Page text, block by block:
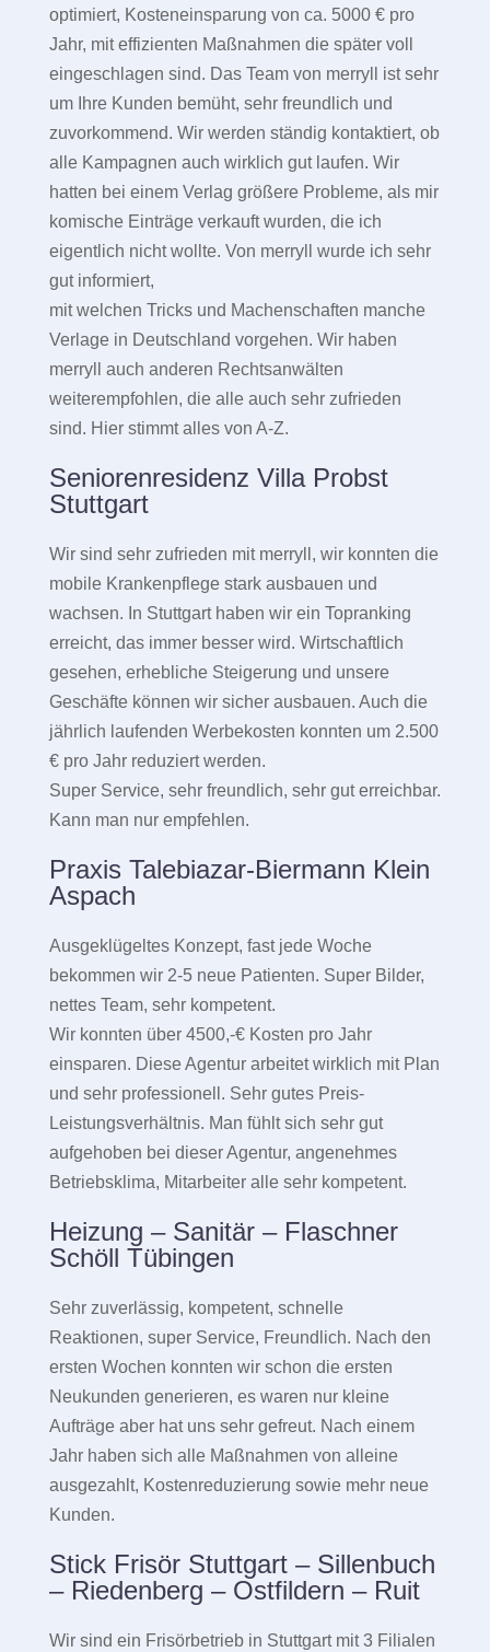
optimiert, Kosteneinsparung von ca. 5000 € pro
Jahr, mit effizienten Maßnahmen die später voll
eingeschlagen sind. Das Team von merryll ist sehr
um Ihre Kunden bemüht, sehr freundlich und
zuvorkommend. Wir werden ständig kontaktiert, ob
alle Kampagnen auch wirklich gut laufen. Wir
hatten bei einem Verlag größere Probleme, als mir
komische Einträge verkauft wurden, die ich
eigentlich nicht wollte. Von merryll wurde ich sehr
gut informiert,
mit welchen Tricks und Machenschaften manche
Verlage in Deutschland vorgehen. Wir haben
merryll auch anderen Rechtsanwälten
weiterempfohlen, die alle auch sehr zufrieden
sind. Hier stimmt alles von A-Z.
Seniorenresidenz Villa Probst
Stuttgart
Wir sind sehr zufrieden mit merryll, wir konnten die
mobile Krankenpflege stark ausbauen und
wachsen. In Stuttgart haben wir ein Topranking
erreicht, das immer besser wird. Wirtschaftlich
gesehen, erhebliche Steigerung und unsere
Geschäfte können wir sicher ausbauen. Auch die
jährlich laufenden Werbekosten konnten um 2.500
€ pro Jahr reduziert werden.
Super Service, sehr freundlich, sehr gut erreichbar.
Kann man nur empfehlen.
Praxis Talebiazar-Biermann Klein
Aspach
Ausgeklügeltes Konzept, fast jede Woche
bekommen wir 2-5 neue Patienten. Super Bilder,
nettes Team, sehr kompetent.
Wir konnten über 4500,-€ Kosten pro Jahr
einsparen. Diese Agentur arbeitet wirklich mit Plan
und sehr professionell. Sehr gutes Preis-
Leistungsverhältnis. Man fühlt sich sehr gut
aufgehoben bei dieser Agentur, angenehmes
Betriebsklima, Mitarbeiter alle sehr kompetent.
Heizung – Sanitär – Flaschner
Schöll Tübingen
Sehr zuverlässig, kompetent, schnelle
Reaktionen, super Service, Freundlich. Nach den
ersten Wochen konnten wir schon die ersten
Neukunden generieren, es waren nur kleine
Aufträge aber hat uns sehr gefreut. Nach einem
Jahr haben sich alle Maßnahmen von alleine
ausgezahlt, Kostenreduzierung sowie mehr neue
Kunden.
Stick Frisör Stuttgart – Sillenbuch
– Riedenberg – Ostfildern – Ruit
Wir sind ein Frisörbetrieb in Stuttgart mit 3 Filialen